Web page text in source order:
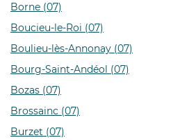
Borne (07)
Boucieu-le-Roi (07)
Boulieu-lès-Annonay (07)
Bourg-Saint-Andéol (07)
Bozas (07)
Brossainc (07)
Burzet (07)